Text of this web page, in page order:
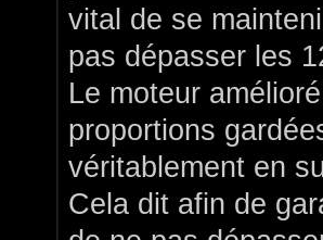
vital de se
pas dépasser les
Le moteur
proportions
véritablement en
Cela dit afin de